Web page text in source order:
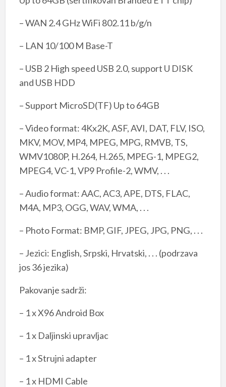
– WAN 2.4 GHz WiFi 802.11 b/g/n
– LAN 10/100 M Base-T
– USB 2 High speed USB 2.0, support U DISK
and USB HDD
– Support MicroSD(TF) Up to 64GB
– Video format: 4Kx2K, ASF, AVI, DAT, FLV, ISO,
MKV, MOV, MP4, MPEG, MPG, RMVB, TS,
WMV1080P, H.264, H.265, MPEG-1, MPEG2,
MPEG4, VC-1, VP9 Profile-2, WMV, . . .
– Audio format: AAC, AC3, APE, DTS, FLAC,
M4A, MP3, OGG, WAV, WMA, . . .
– Photo Format: BMP, GIF, JPEG, JPG, PNG, . . .
– Jezici: English, Srpski, Hrvatski, . . . (podrzava
jos 36 jezika)
Pakovanje sadrži:
– 1 x X96 Android Box
– 1 x Daljinski upravljac
– 1 x Strujni adapter
– 1 x HDMI Cable